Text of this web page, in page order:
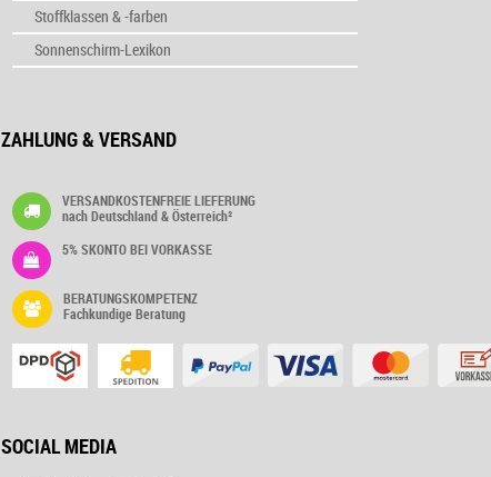
Stoffklassen & -farben
Sonnenschirm-Lexikon
ZAHLUNG & VERSAND
VERSANDKOSTENFREIE LIEFERUNG
nach Deutschland & Österreich²
5% SKONTO BEI VORKASSE
BERATUNGSKOMPETENZ
Fachkundige Beratung
SOCIAL MEDIA